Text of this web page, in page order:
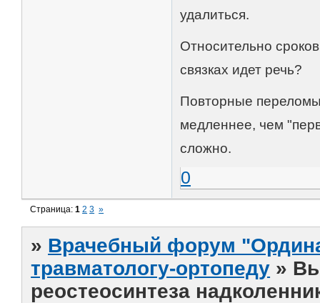
удалиться.
Относительно
связках идет речь?
Повторные
медленнее, чем
сложно.
0
Страница:1 2 3 »
» Врачебный форум
травматологу-ортопеду »
реостеосинтеза